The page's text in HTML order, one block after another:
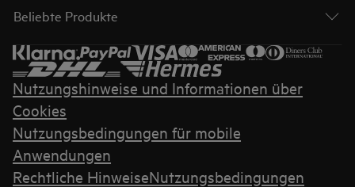
Beliebte Produkte
Nutzungshinweise und Informationen über
Cookies
Nutzungsbedingungen für mobile
Anwendungen
Rechtliche HinweiseNutzungsbedingungen